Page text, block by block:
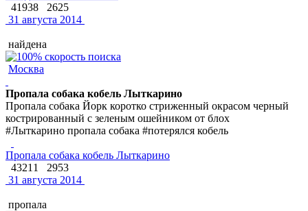
41938
2625
31 августа 2014
найдена
Москва
Пропала собака кобель Лыткарино
Пропала собака Йорк коротко стриженный окрасом черный
кострированный с зеленым ошейником от блох
#Лыткарино пропала собака #потерялся кобель
Пропала собака кобель Лыткарино
43211
2953
31 августа 2014
пропала